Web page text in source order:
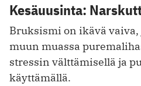
Kesäuusinta:
Bruksismi on ikävä vaiva,
muun muassa
stressin välttämisellä ja
käyttämällä.